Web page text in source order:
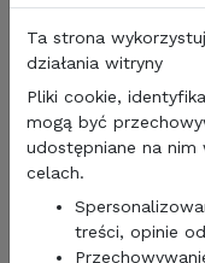
mm
Materiał:
Wykończony
CECHY
jachtach
Ta strona
działania witryny
Pliki cookie,
mogą być
udostępniane na
celach.
treści, opinie